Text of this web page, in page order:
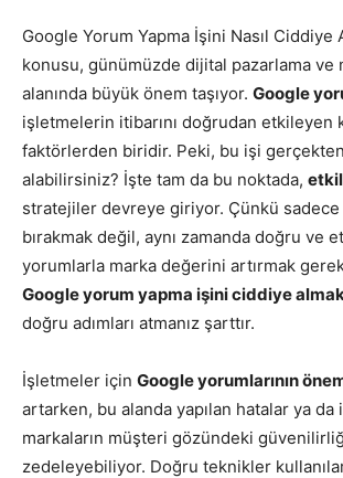
Google Yorum Yapma İşini Nasıl Ciddiye
konusu, günümüzde dijital pazarlama
alanında büyük önem taşıyor. Google
işletmelerin itibarını doğrudan etkileyen
faktörlerden biridir. Peki, bu işi
alabilirsiniz? İşte tam da bu noktada,
stratejiler devreye giriyor. Çünkü
bırakmak değil, aynı zamanda doğru ve
yorumlarla marka değerini artırmak
Google yorum yapma işini ciddiye
doğru adımları atmanız şarttır.
İşletmeler için Google yorumlarının
artarken, bu alanda yapılan hatalar ya da
markaların müşteri gözündeki
zedeleyebiliyor. Doğru teknikler